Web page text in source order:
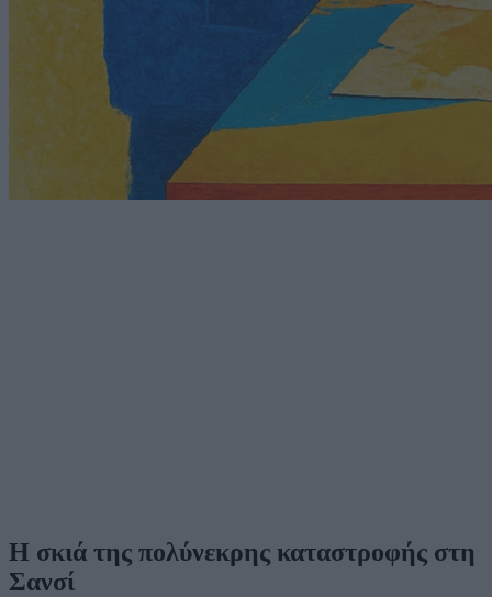
Η σκιά της πολύνεκρης καταστροφής στη
Σανσί